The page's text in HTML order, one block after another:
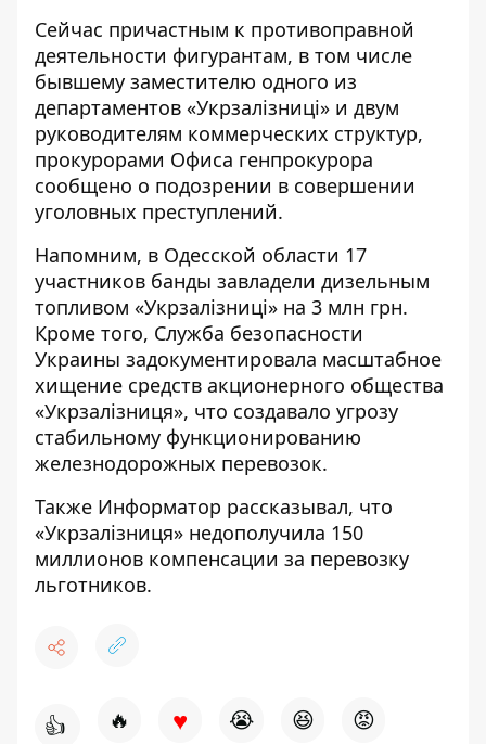
Сейчас причастным к противоправной
деятельности фигурантам, в том числе
бывшему заместителю одного из
департаментов «Укрзалізниці» и двум
руководителям коммерческих структур,
прокурорами Офиса генпрокурора
сообщено о подозрении в совершении
уголовных преступлений.
Напомним, в Одесской области 17
участников банды завладели дизельным
топливом «Укрзалізниці» на 3 млн грн.
Кроме того, Служба безопасности
Украины задокументировала масштабное
хищение средств акционерного общества
«Укрзалізниця», что создавало угрозу
стабильному функционированию
железнодорожных перевозок.
Также Информатор рассказывал, что
«Укрзалізниця» недополучила 150
миллионов компенсации за перевозку
льготников.
👍 🔥 ♥ 😭 😆 😡